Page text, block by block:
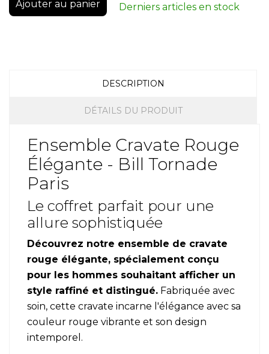
Ajouter au panier Derniers articles en stock
DESCRIPTION
DÉTAILS DU PRODUIT
Ensemble Cravate Rouge
Élégante - Bill Tornade
Paris
Le coffret parfait pour une
allure sophistiquée
Découvrez notre ensemble de cravate
rouge élégante, spécialement conçu
pour les hommes souhaitant afficher un
style raffiné et distingué. Fabriquée avec
soin, cette cravate incarne l'élégance avec sa
couleur rouge vibrante et son design
intemporel.